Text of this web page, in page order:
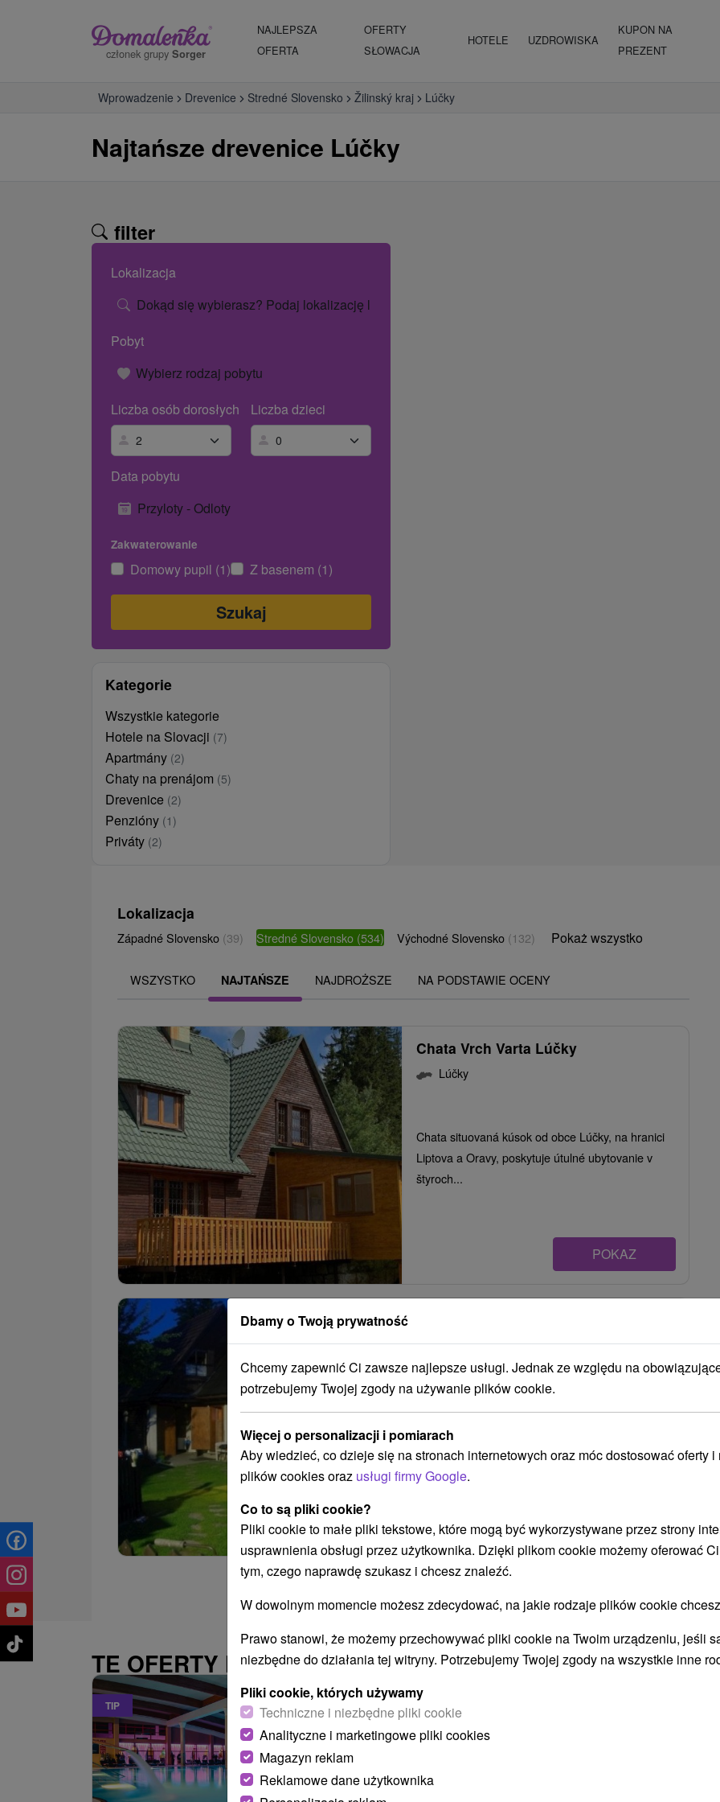
członek grupy Sorger
NAJLEPSZA
OFERTA
OFERTY
SŁOWACJA
HOTELE UZDROWISKA
KUPON NA
PREZENT
Wprowadzenie Drevenice Stredné Slovensko Žilinský kraj Lúčky
Najtańsze drevenice Lúčky
filter
Lokalizacja
Dokąd się wybierasz? Podaj lokalizację lub nazwę hotelu.
Pobyt
Wybierz rodzaj pobytu
Liczba osób dorosłych
Liczba dzieci
Data pobytu
Przyloty - Odloty
Zakwaterowanie
Domowy pupil (1) Z basenem (1)
Kategorie
Wszystkie kategorie
Hotele na Slovacji (7)
Apartmány (2)
Chaty na prenájom (5)
Drevenice (2)
Penzióny (1)
Priváty (2)
Lokalizacja
Západné Slovensko (39) Stredné Slovensko (534) Východné Slovensko (132) Pokaż wszystko
WSZYSTKO NAJTAŃSZE NAJDROŻSZE NA PODSTAWIE OCENY
Chata Vrch Varta Lúčky
Lúčky
Chata situovaná kúsok od obce Lúčky, na hranici
Liptova a Oravy, poskytuje útulné ubytovanie v
štyroch...
POKAZ
Lúčky
Chalupa v nádhernom a pokojnom prostredí
Liptova, v obci Lúčky, ponúka ubytovanie
zariadené v tradičnom ľudovom...
POKAZ
TE OFERTY MOGĄ PAŃSTWO BYĆ TAKŻE
TIP
Dbamy o Twoją prywatność
Chcemy zapewnić Ci zawsze najlepsze usługi. Jednak ze względu na
potrzebujemy Twojej zgody na używanie plików cookie.
Więcej o personalizacji i pomiarach
Aby wiedzieć, co dzieje się na stronach internetowych oraz móc dostosować oferty i
plików cookies oraz usługi firmy Google.
Co to są pliki cookie?
Pliki cookie to małe pliki tekstowe, które mogą być wykorzystywane przez strony
usprawnienia obsługi przez użytkownika. Dzięki plikom cookie możemy oferować
tym, czego naprawdę szukasz i chcesz znaleźć.
W dowolnym momencie możesz zdecydować, na jakie rodzaje plików cookie
Prawo stanowi, że możemy przechowywać pliki cookie na Twoim urządzeniu, jeśli
niezbędne do działania tej witryny. Potrzebujemy Twojej zgody na wszystkie inne
Pliki cookie, których używamy
Techniczne i niezbędne pliki cookie
Analityczne i marketingowe pliki cookies
Magazyn reklam
Reklamowe dane użytkownika